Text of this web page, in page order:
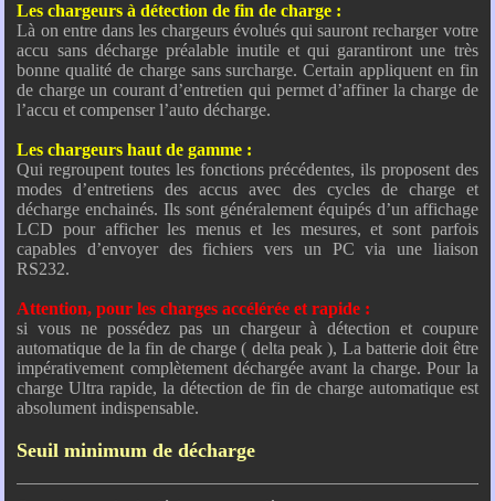
Les chargeurs à détection de fin de charge :
Là on entre dans les chargeurs évolués qui sauront recharger votre
accu sans décharge préalable inutile et qui garantiront une très
bonne qualité de charge sans surcharge. Certain appliquent en fin
de charge un courant d’entretien qui permet d’affiner la charge de
l’accu et compenser l’auto décharge.
Les chargeurs haut de gamme :
Qui regroupent toutes les fonctions précédentes, ils proposent des
modes d’entretiens des accus avec des cycles de charge et
décharge enchainés. Ils sont généralement équipés d’un affichage
LCD pour afficher les menus et les mesures, et sont parfois
capables d’envoyer des fichiers vers un PC via une liaison
RS232.
Attention, pour les charges accélérée et rapide :
si vous ne possédez pas un chargeur à détection et coupure
automatique de la fin de charge ( delta peak ), La batterie doit être
impérativement complètement déchargée avant la charge. Pour la
charge Ultra rapide, la détection de fin de charge automatique est
absolument indispensable.
Seuil minimum de décharge